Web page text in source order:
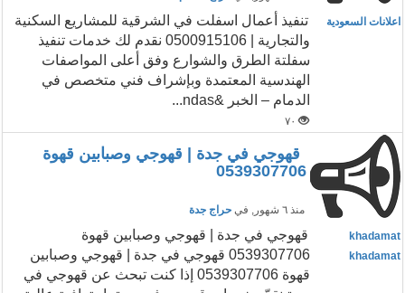
اعلانات السعودية
تنفيذ أعمال اسفلت في الشرقية للمشاريع السكنية
والتجارية | 0500915106 نقدم لك خدمات تنفيذ
سفلتة الطرق والشوارع وفق أعلى المواصفات
الهندسية المعتمدة وبإشراف فني متخصص في
الدمام – الخبر &ndas...
٧٠
قهوجي في جدة | قهوجي وصبابين قهوة
0539307706
منذ ٦ شهور , في حراج جدة
khadamat
khadamat
قهوجي في جدة | قهوجي وصبابين قهوة
0539307706 قهوجي في جدة | قهوجي وصبابين
قهوة 0539307706 إذا كنت تبحث عن قهوجي في